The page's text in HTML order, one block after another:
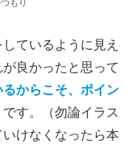
もり
ているように見え
良かったと思って
るからこそ、ポイン
です。（勿論イラス
けなくなったら本